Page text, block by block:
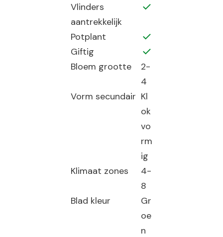
Vlinders
aantrekkelijk
Potplant
Giftig
Bloem grootte
2-
4
Vorm secundair Kl
ok
vo
rm
ig
Klimaat zones
4-
8
Blad kleur
Gr
oe
n